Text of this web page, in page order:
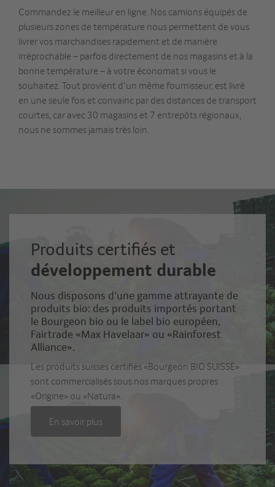
Commandez le meilleur en ligne. Nos camions équipés de
plusieurs zones de température nous permettent de vous
livrer vos marchandises rapidement et de manière
irréprochable – parfois directement de nos magasins et à la
bonne température – à votre économat si vous le
souhaitez. Tout provient d’un même fournisseur, est livré
en une seule fois et convainc par des distances de transport
courtes, car avec 30 magasins et 7 entrepôts régionaux,
nous ne sommes jamais très loin.
Produits certifiés et
développement durable
Nous disposons d’une gamme attrayante de
produits bio: des produits importés portant
le Bourgeon bio ou le label bio européen,
Fairtrade «Max Havelaar» ou «Rainforest
Alliance».
Les produits suisses certifiés «Bourgeon BIO SUISSE»
sont commercialisés sous nos marques propres
«Origine» ou «Natura».
En savoir plus